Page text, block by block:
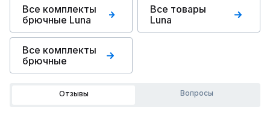
Все комплекты
брючные Luna
Все товары
Luna
Все комплекты
брючные
Отзывы Вопросы